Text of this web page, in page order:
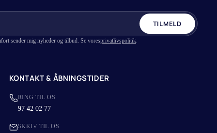
Guides
TILMELD
sender mig nyheder og tilbud. Se voresprivatlivspolitik.
KONTAKT & ÅBNINGSTIDER
RING TIL OS
97 42 02 77
SKRIV TIL OS